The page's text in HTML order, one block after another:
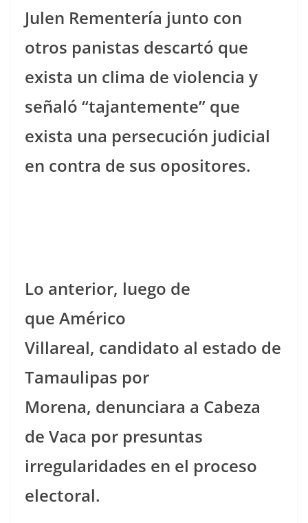
Julen Rementería junto con
otros panistas descartó que
exista un clima de violencia y
señaló “tajantemente” que
exista una persecución judicial
en contra de sus opositores.
Lo anterior, luego de
que Américo
Villareal, candidato al estado de
Tamaulipas por
Morena, denunciara a Cabeza
de Vaca por presuntas
irregularidades en el proceso
electoral.